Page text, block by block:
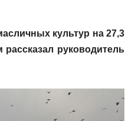
культур на 27,3
руководитель